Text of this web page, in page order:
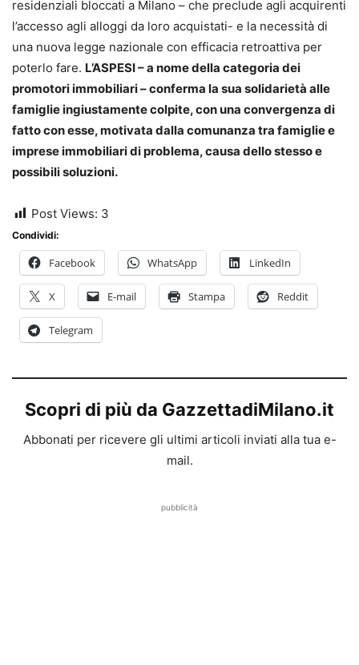
residenziali bloccati a Milano – che preclude agli acquirenti
l’accesso agli alloggi da loro acquistati- e la necessità di
una nuova legge nazionale con efficacia retroattiva per
poterlo fare. L’ASPESI – a nome della categoria dei
promotori immobiliari – conferma la sua solidarietà alle
famiglie ingiustamente colpite, con una convergenza di
fatto con esse, motivata dalla comunanza tra famiglie e
imprese immobiliari di problema, causa dello stesso e
possibili soluzioni.
Post Views: 3
Condividi:
Facebook WhatsApp LinkedIn
X E-mail Stampa Reddit
Telegram
Scopri di più da GazzettadiMilano.it
Abbonati per ricevere gli ultimi articoli inviati alla tua e-
mail.
pubblicità